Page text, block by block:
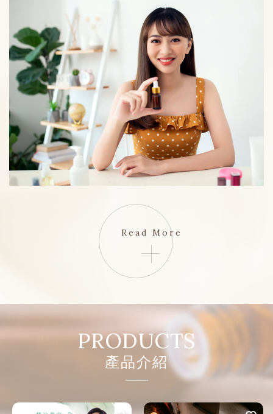
Read More
PRODUCTS
產品介紹